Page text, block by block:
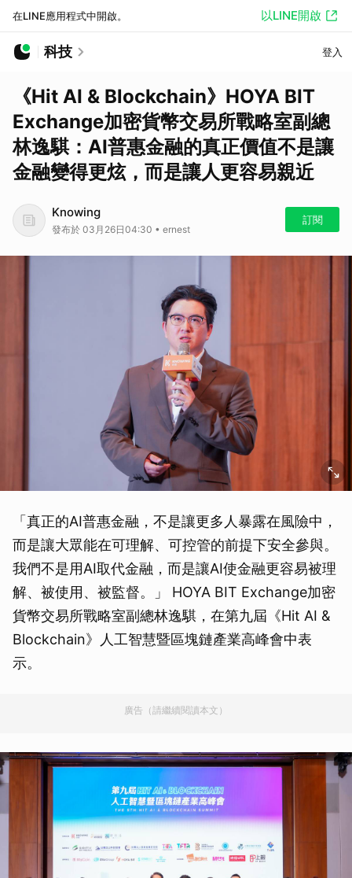
在LINE應用程式中開啟。 以LINE開啟
科技 登入
《Hit AI & Blockchain》HOYA BIT
Exchange加密貨幣交易所戰略室副總
林逸騏：AI普惠金融的真正價值不是讓
金融變得更炫，而是讓人更容易親近
Knowing
發布於 03月26日04:30 • ernest
訂閱
「真正的AI普惠金融，不是讓更多人暴露在風險中，
而是讓大眾能在可理解、可控管的前提下安全參與。
我們不是用AI取代金融，而是讓AI使金融更容易被理
解、被使用、被監督。」 HOYA BIT Exchange加密
貨幣交易所戰略室副總林逸騏，在第九屆《Hit AI &
Blockchain》人工智慧暨區塊鏈產業高峰會中表
示。
廣告（請繼續閱讀本文）